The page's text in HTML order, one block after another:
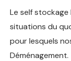
Le self stockage
situations du
pour lesquels
Déménagement.